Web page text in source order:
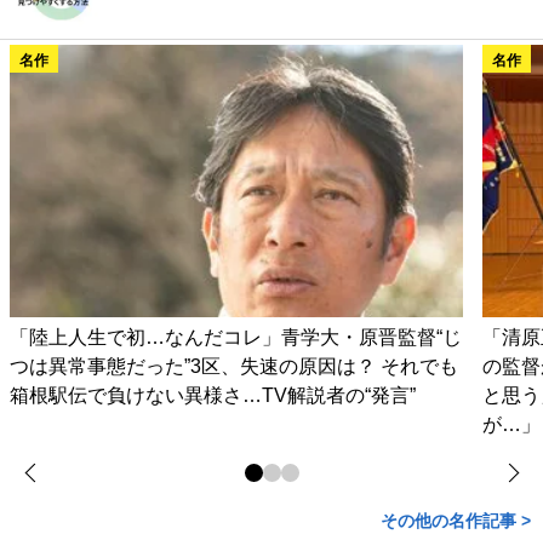
名作
「陸上人生で初…なんだコレ」青学大・原晋監督“じ
つは異常事態だった”3区、失速の原因は？ それでも
箱根駅伝で負けない異様さ…TV解説者の“発言”
名作
「清
の監
と思
が…」
その他の名作記事 >